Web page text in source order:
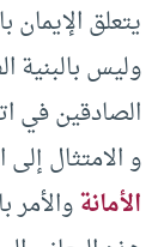
يتعلق الإيمان
وليس بالبنية
الصادقين في
و الامتثال
الأمانةوالأمر